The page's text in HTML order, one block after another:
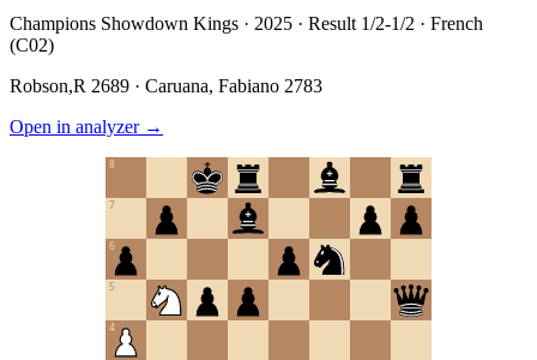
Champions Showdown Kings · 2025 · Result 1/2-1/2 · French
(C02)
Robson,R 2689 · Caruana, Fabiano 2783
Open in analyzer→
4
5
6
7
8